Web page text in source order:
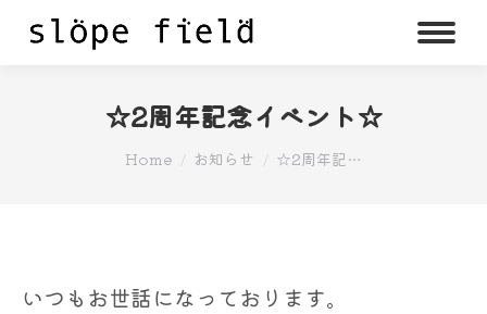
☆2周年記念イベント☆
You are here:
Home お知らせ ☆2周年記…
いつもお世話になっております。